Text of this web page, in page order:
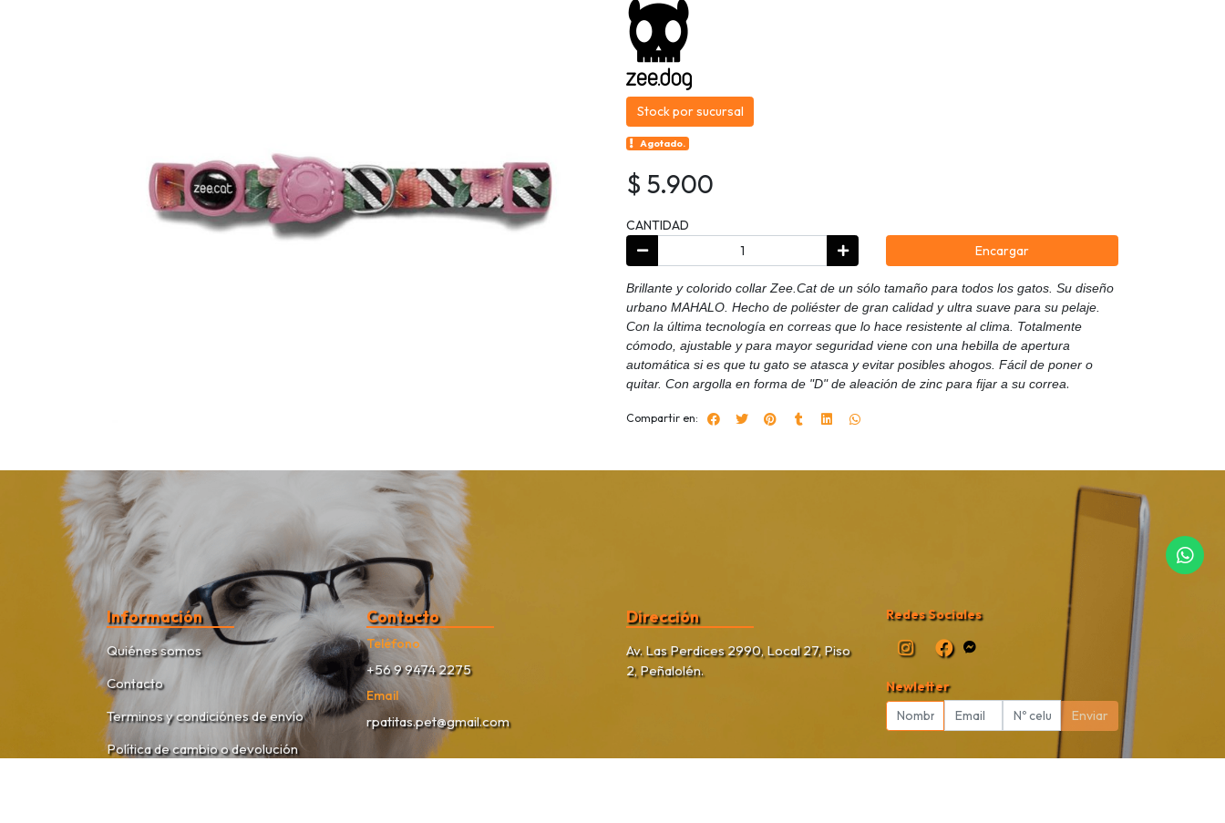
Stock por sucursal
Agotado.
$ 5.900
CANTIDAD
Encargar
Brillante y colorido collar Zee.Cat de un sólo tamaño para todos los gatos. Su diseño
urbano MAHALO. Hecho de poliéster de gran calidad y ultra suave para su pelaje.
Con la última tecnología en correas que lo hace resistente al clima. Totalmente
cómodo, ajustable y para mayor seguridad viene con una hebilla de apertura
automática si es que tu gato se atasca y evitar posibles ahogos. Fácil de poner o
quitar. Con argolla en forma de "D" de aleación de zinc para fijar a su correa.
Compartir en:
Información
Quiénes somos
Contacto
Terminos y condiciónes de envío
Política de cambio o devolución
Contacto
Teléfono
+56 9 9474 2275
Email
rpatitas.pet@gmail.com
Dirección
Av. Las Perdices 2990, Local 27, Piso
2, Peñalolén.
Redes Sociales
Newletter
Enviar